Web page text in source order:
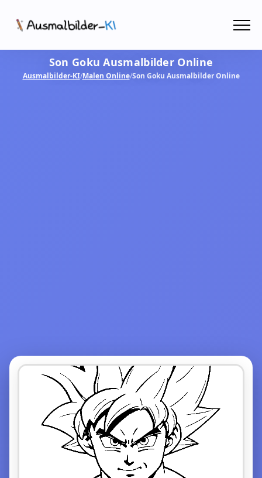
AusmalbilderSon Goku Ausmalbilder Online
Ausmalbilder-KI/Malen Online/Son Goku Ausmalbilder Online